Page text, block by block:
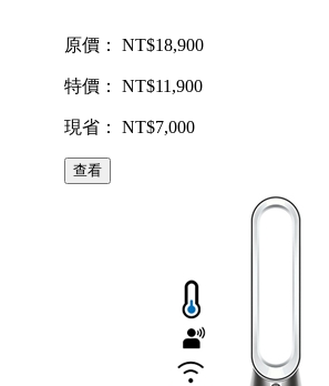
原價： NT$18,900
特價： NT$11,900
現省： NT$7,000
查看